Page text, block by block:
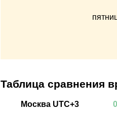
Таблица сравнения
Москва UTC+3 0